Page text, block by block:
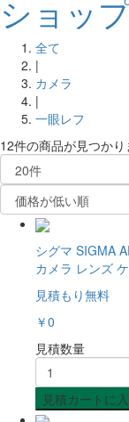
全て
|
カメラ
|
一眼レフ
12件の商品が見つかり
シグマ SIGMA
カメラ レンズ
見積もり無料
￥0
見積数量
見積カートに